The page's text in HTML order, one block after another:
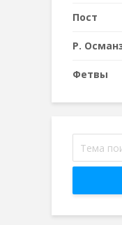
Пост
Р.
Фетвы